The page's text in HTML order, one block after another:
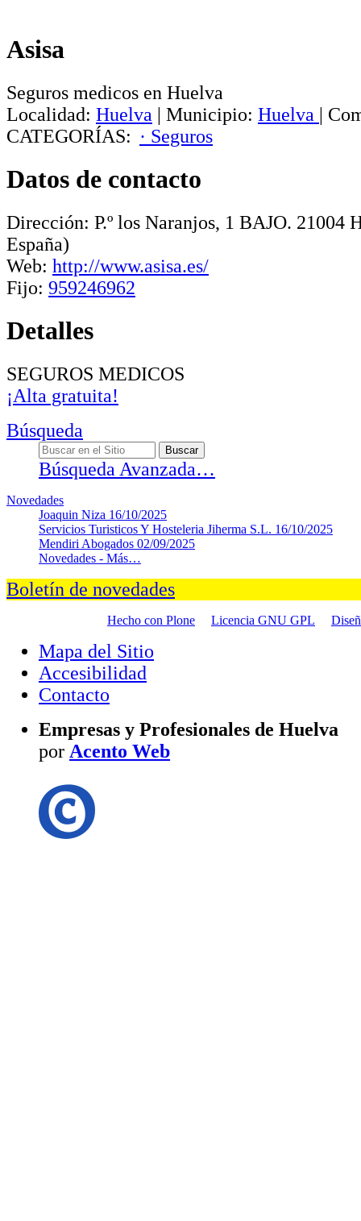
Asisa
Seguros medicos en Huelva
Localidad: Huelva | Municipio: Huelva |
CATEGORÍAS: · Seguros
Datos de contacto
Dirección: P.º los Naranjos, 1 BAJO. 21004
España)
Web: http://www.asisa.es/
Fijo: 959246962
Detalles
SEGUROS MEDICOS
¡Alta gratuita!
Búsqueda
Búsqueda Avanzada…
Novedades
Joaquin Niza 16/10/2025
Servicios Turisticos Y Hosteleria Jiherma S.L. 16/10/2025
Mendiri Abogados 02/09/2025
Novedades - Más…
Boletín de novedades
Hecho con Plone Licencia GNU GPL
Mapa del Sitio
Accesibilidad
Contacto
Empresas y Profesionales de Huelva
por Acento Web